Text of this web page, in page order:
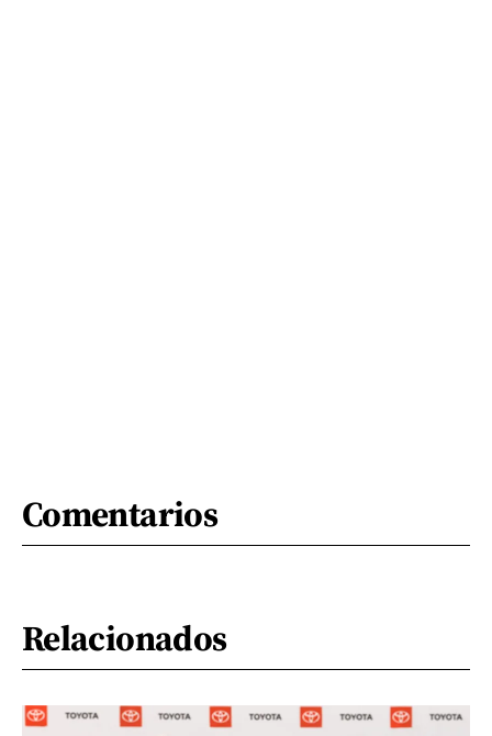
Comentarios
Relacionados